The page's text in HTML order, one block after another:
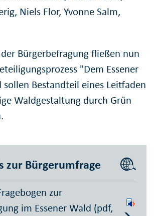
Niels Flor, Yvonne Salm,
Bürgerbefragung fließen nun
"Dem Essener
Bestandteil eines Leitfaden
Waldgestaltung durch Grün
zur Bürgerumfrage
zur
im Essener Wald (pdf,